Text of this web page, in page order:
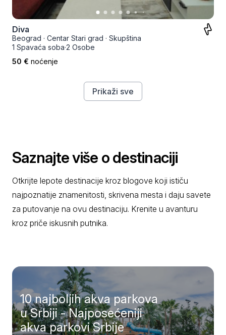
Diva
Beograd · Centar Stari grad · Skupština
1 Spavaća soba·2 Osobe
50 € noćenje
Prikaži sve
Saznajte više o destinaciji
Otkrijte lepote destinacije kroz blogove koji ističu
najpoznatije znamenitosti, skrivena mesta i daju savete
za putovanje na ovu destinaciju. Krenite u avanturu
kroz priče iskusnih putnika.
10 najboljih akva parkova
u Srbiji - Najposećeniji
akva parkovi Srbije